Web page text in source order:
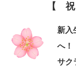
【
新入
へ！
サク